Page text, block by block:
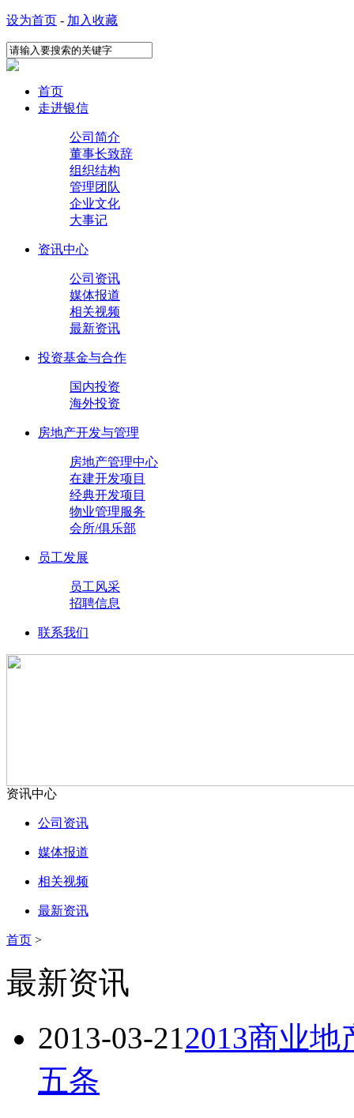
设为首页 - 加入收藏
首页
走进银信
公司简介
董事长致辞
组织结构
管理团队
企业文化
大事记
资讯中心
公司资讯
媒体报道
相关视频
最新资讯
投资基金与合作
国内投资
海外投资
房地产开发与管理
房地产管理中心
在建开发项目
经典开发项目
物业管理服务
会所/俱乐部
员工发展
员工风采
招聘信息
联系我们
资讯中心
公司资讯
媒体报道
相关视频
最新资讯
首页 >
最新资讯
2013-03-212013商业
五条